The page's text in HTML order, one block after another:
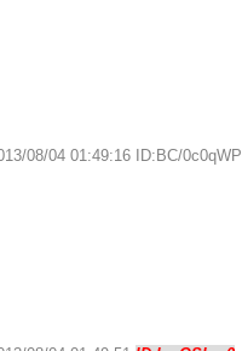
08/04 01:49:16 ID:BC/0c0qWP